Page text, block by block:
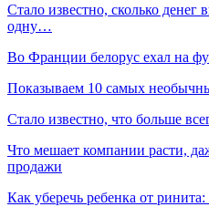
Стало известно, сколько денег
одну…
Во Франции белорус ехал на
Показываем 10 самых
Стало известно, что больше
Что мешает компании расти,
продажи
Как уберечь ребенка от